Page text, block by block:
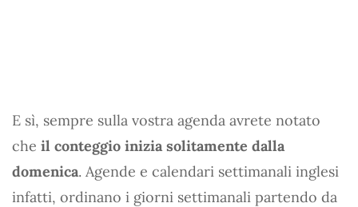
E sì, sempre sulla vostra agenda avrete notato
che il conteggio inizia solitamente dalla
domenica. Agende e calendari settimanali inglesi
infatti, ordinano i giorni settimanali partendo da